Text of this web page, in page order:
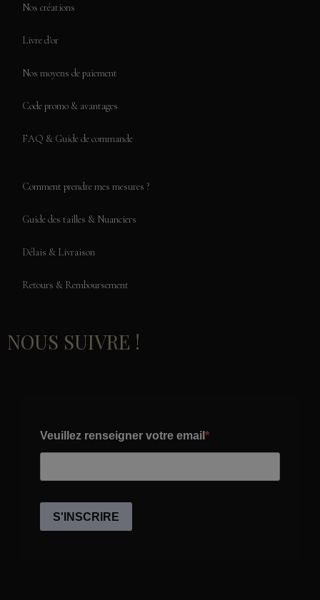
Nos créations
Livre d'or
Nos moyens de paiement
Code promo & avantages
FAQ & Guide de commande
Comment prendre mes mesures ?
Guide des tailles & Nuanciers
Délais & Livraison
Retours & Remboursement
NOUS SUIVRE !